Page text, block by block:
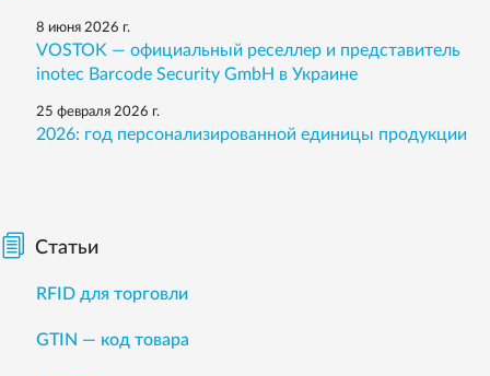
8 июня 2026 г.
VOSTOK — официальный реселлер и представитель
inotec Barcode Security GmbH в Украине
25 февраля 2026 г.
2026: год персонализированной единицы продукции
Статьи
RFID для торговли
GTIN — код товара